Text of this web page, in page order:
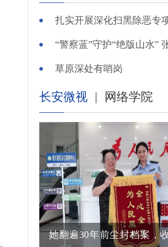
草原深处有哨岗
长安微视 | 网络学院
她翻遍30年前尘封档案，